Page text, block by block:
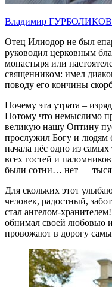
Владимир ГУРБОЛИКОВ
Отец Илиодор не был
руководил церковным
монастыря или
священником: имел
поводу его кончины
Почему эта утрата –
Потому что немыслимо
великую нашу Оптину
прослужил Богу и людям
начала нёс одно из
всех гостей и
были сотни… нет —
Для скольких этот
человек, радостный,
стал ангелом-
обнимал своей любовью
провожают в дорогу